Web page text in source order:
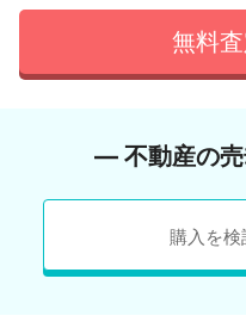
無料
― 不動産の
購入を検